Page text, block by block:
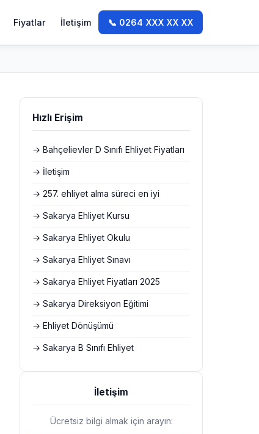
Fiyatlar İletişim 📞 0264 XXX XX XX
Hızlı Erişim
→ Bahçelievler D Sınıfı Ehliyet Fiyatları
→ İletişim
→ 257. ehliyet alma süreci en iyi
→ Sakarya Ehliyet Kursu
→ Sakarya Ehliyet Okulu
→ Sakarya Ehliyet Sınavı
→ Sakarya Ehliyet Fiyatları 2025
→ Sakarya Direksiyon Eğitimi
→ Ehliyet Dönüşümü
→ Sakarya B Sınıfı Ehliyet
İletişim
Ücretsiz bilgi almak için arayın: